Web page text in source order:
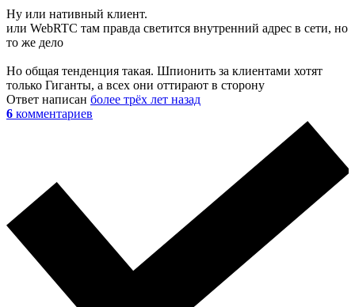
Ну или нативный клиент.
или WebRTC там правда светится внутренний адрес в сети, но
то же дело
Но общая тенденция такая. Шпионить за клиентами хотят
только Гиганты, а всех они оттирают в сторону
Ответ написан более трёх лет назад
6 комментариев